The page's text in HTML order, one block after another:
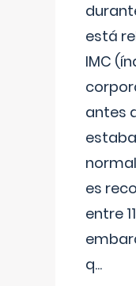
está
IMC
antes
es
entre
q...